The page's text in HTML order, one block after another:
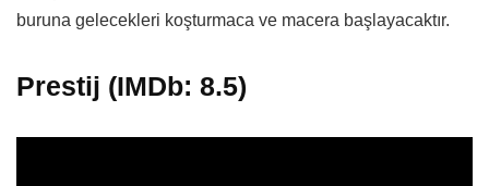
buruna gelecekleri koşturmaca ve macera başlayacaktır.
Prestij (IMDb: 8.5)